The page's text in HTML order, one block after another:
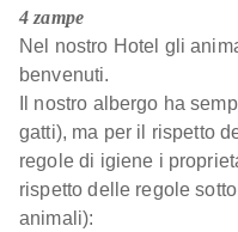
4 zampe
Nel nostro Hotel gli
benvenuti.
Il nostro albergo ha
gatti), ma per il rispetto
regole di igiene i
rispetto delle regole
animali):